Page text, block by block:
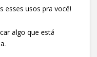
esses usos pra você!
algo que está